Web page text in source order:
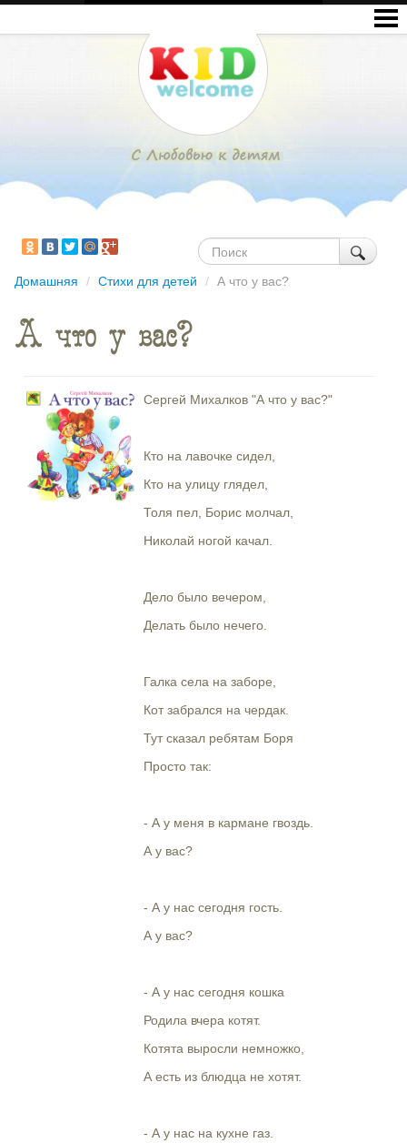
Домашняя / Стихи для детей / А что у вас?
А что у вас?
Сергей Михалков "А что у вас?"
Кто на лавочке сидел,
Кто на улицу глядел,
Толя пел, Борис молчал,
Николай ногой качал.
Дело было вечером,
Делать было нечего.
Галка села на заборе,
Кот забрался на чердак.
Тут сказал ребятам Боря
Просто так:
- А у меня в кармане гвоздь.
А у вас?
- А у нас сегодня гость.
А у вас?
- А у нас сегодня кошка
Родила вчера котят.
Котята выросли немножко,
А есть из блюдца не хотят.
- А у нас на кухне газ.